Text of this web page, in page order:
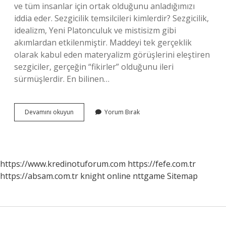
ve tüm insanlar için ortak olduğunu anladığımızı
iddia eder. Sezgicilik temsilcileri kimlerdir? Sezgicilik,
idealizm, Yeni Platonculuk ve mistisizm gibi
akımlardan etkilenmiştir. Maddeyi tek gerçeklik
olarak kabul eden materyalizm görüşlerini eleştiren
sezgiciler, gerçeğin “fikirler” olduğunu ileri
sürmüşlerdir. En bilinen…
Devamını okuyun Sezgicilik
Ne
Yorum Bırak
https://www.kredinotuforum.com https://fefe.com.tr
https://absam.com.tr knight online nttgame Sitemap